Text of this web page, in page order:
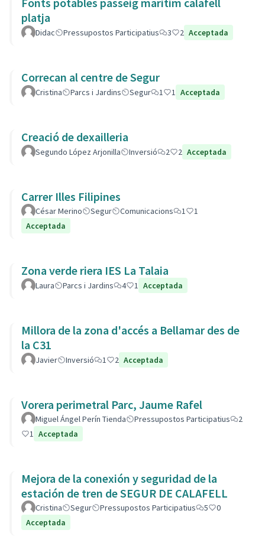
platja
Didac Pressupostos Participatius 3 2 Acceptada
Correcan al centre de Segur
Cristina Parcs i Jardins Segur 1 1 Acceptada
Creació de dexailleria
Segundo López Arjonilla Inversió 2 2 Acceptada
Carrer Illes Filipines
César Merino Segur Comunicacions 1
1
Acceptada
Zona verde riera IES La Talaia
Laura Parcs i Jardins 4 1 Acceptada
Millora de la zona d'accés a Bellamar des de
la C31
Javier Inversió 1 2 Acceptada
Vorera perimetral Parc, Jaume Rafel
Miguel Ángel Perín Tienda Pressupostos Participatius
2
1 Acceptada
Mejora de la conexión y seguridad de la
estación de tren de SEGUR DE CALAFELL
Cristina Segur Pressupostos Participatius 5
0
Acceptada